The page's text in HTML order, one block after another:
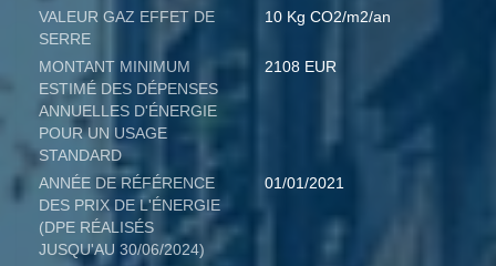
VALEUR GAZ EFFET DE
SERRE
10 Kg CO2/m2/an
MONTANT MINIMUM
ESTIMÉ DES DÉPENSES
ANNUELLES D'ÉNERGIE
POUR UN USAGE
STANDARD
2108 EUR
ANNÉE DE RÉFÉRENCE
DES PRIX DE L'ÉNERGIE
(DPE RÉALISÉS
JUSQU'AU 30/06/2024)
01/01/2021